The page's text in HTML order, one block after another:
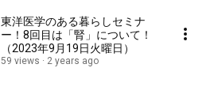
東洋医学のある暮らしセミナ
ー！8回目は「腎」について！
（2023年9月19日火曜日）
59 views 2 years ago